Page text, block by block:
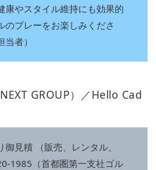
康やスタイル維持にも効果的
のプレーをお楽しみくださ
者）
GROUP）／Hello Cad
見積 （販売、レンタル、
1985（首都圏第一支社ゴル